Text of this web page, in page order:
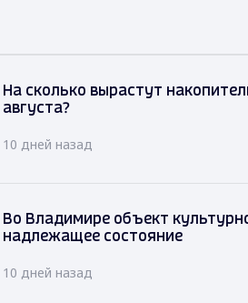
На сколько вырастут
августа?
10 дней назад
Во Владимире объект
надлежащее состояние
10 дней назад